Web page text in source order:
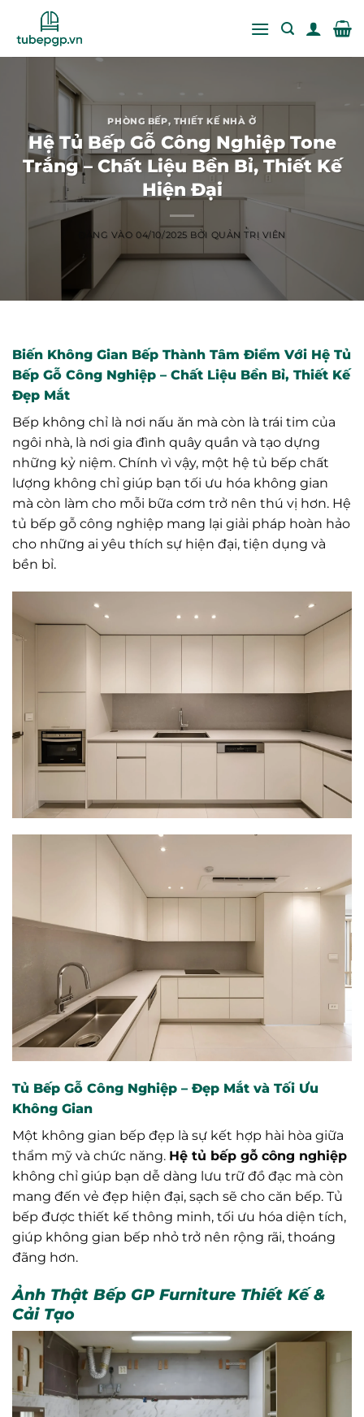
PHÒNG BẾP, THIẾT KẾ NHÀ Ở
Hệ Tủ Bếp Gỗ Công Nghiệp Tone
Trắng – Chất Liệu Bền Bỉ, Thiết Kế
Hiện Đại
ĐĂNG VÀO04/10/2025 BỞI QUẢN TRỊ VIÊN
Biến Không Gian Bếp Thành Tâm Điểm Với Hệ Tủ
Bếp Gỗ Công Nghiệp – Chất Liệu Bền Bỉ, Thiết Kế
Đẹp Mắt
Bếp không chỉ là nơi nấu ăn mà còn là trái tim của
ngôi nhà, là nơi gia đình quây quần và tạo dựng
những kỷ niệm. Chính vì vậy, một hệ tủ bếp chất
lượng không chỉ giúp bạn tối ưu hóa không gian
mà còn làm cho mỗi bữa cơm trở nên thú vị hơn. Hệ
tủ bếp gỗ công nghiệp mang lại giải pháp hoàn hảo
cho những ai yêu thích sự hiện đại, tiện dụng và
bền bỉ.
Tủ Bếp Gỗ Công Nghiệp – Đẹp Mắt và Tối Ưu
Không Gian
Một không gian bếp đẹp là sự kết hợp hài hòa giữa
thẩm mỹ và chức năng. Hệ tủ bếp gỗ công nghiệp
không chỉ giúp bạn dễ dàng lưu trữ đồ đạc mà còn
mang đến vẻ đẹp hiện đại, sạch sẽ cho căn bếp. Tủ
bếp được thiết kế thông minh, tối ưu hóa diện tích,
giúp không gian bếp nhỏ trở nên rộng rãi, thoáng
đãng hơn.
Ảnh Thật Bếp GP Furniture Thiết Kế &
Cải Tạo